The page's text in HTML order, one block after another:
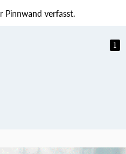
Pinnwand verfasst.
1